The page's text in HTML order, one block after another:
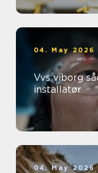
04. May 2026
Vvs viborg sådan vælger du den rigtige
installatør
04. May 2026